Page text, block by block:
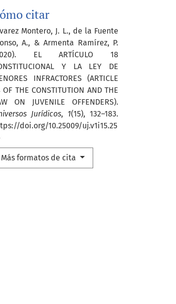
citar
Montero, J. L., de la Fuente
A., & Armenta Ramírez, P.
EL ARTÍCULO 18
Y LA LEY DE
INFRACTORES (ARTICLE
OF THE CONSTITUTION AND THE
ON JUVENILE OFFENDERS).
Jurídicos, 1(15), 132–183.
doi.org/10.25009/uj.v1i15.25
Más formatos de cita